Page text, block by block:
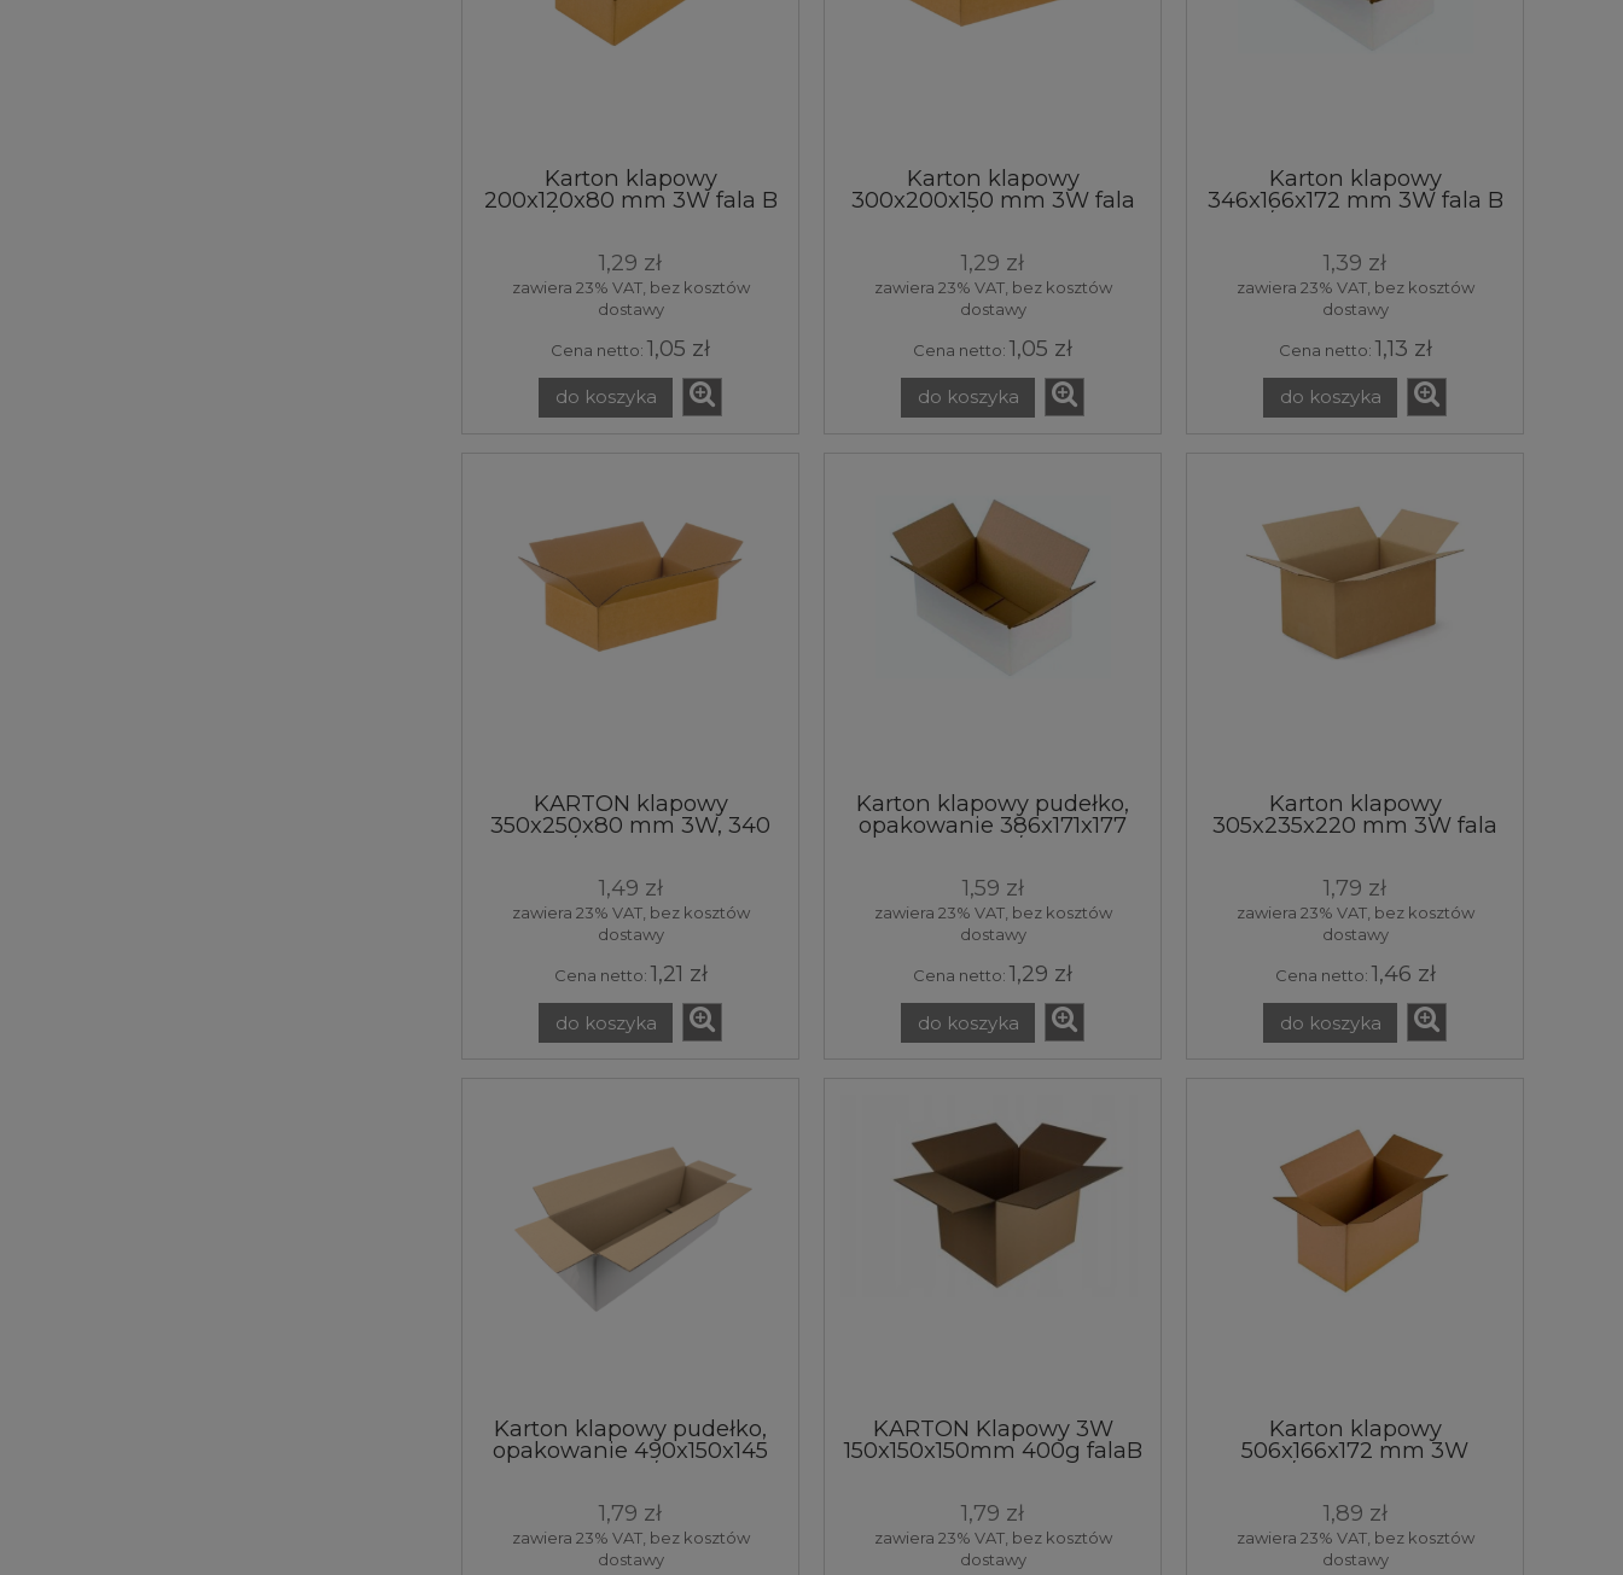
Karton klapowy
200x120x80 mm 3W fala B
320 g/m² brązowy 20x12x8
skrzynka opakowanie
tektura 1 sztuka
1,29 zł
zawiera 23% VAT, bez kosztów
dostawy
Cena netto: 1,05 zł
do koszyka
Karton klapowy
300x200x150 mm 3W fala
B 350 g/m² brązowy
box skrzynka opakowanie
tektura 1 sztuka
1,29 zł
zawiera 23% VAT, bez kosztów
dostawy
Cena netto: 1,05 zł
do koszyka
Karton klapowy
346x166x172 mm 3W fala B
360g/m2 34,6x16,6x17,2 cm
skrzynka opakowanie
tektura 1 sztuka
1,39 zł
zawiera 23% VAT, bez kosztów
dostawy
Cena netto: 1,13 zł
do koszyka
KARTON klapowy
350x250x80 mm 3W, 340
g/m2, 1 sztuka
1,49 zł
zawiera 23% VAT, bez kosztów
dostawy
Cena netto: 1,21 zł
do koszyka
Karton klapowy pudełko,
opakowanie 386x171x177
mm 3W 360 g/m2 Biały 1
1,59 zł
zawiera 23% VAT, bez kosztów
dostawy
Cena netto: 1,29 zł
do koszyka
Karton klapowy
305x235x220 mm 3W fala
pudło box skrzynka
opakowanie tektura 1
sztuka
1,79 zł
zawiera 23% VAT, bez kosztów
dostawy
Cena netto: 1,46 zł
do koszyka
Karton klapowy pudełko,
opakowanie 490x150x145
mm 3W 360g/m2 Biały 1
1,79 zł
zawiera 23% VAT, bez kosztów
dostawy
KARTON Klapowy 3W
150x150x150mm 400g falaB
1,79 zł
zawiera 23% VAT, bez kosztów
dostawy
Karton klapowy
506x166x172 mm 3W
360g/m2 Biały 1 sztuka
1,89 zł
zawiera 23% VAT, bez kosztów
dostawy